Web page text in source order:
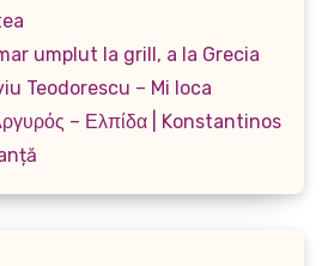
umplut la grill, a la Grecia
Teodorescu – Mi loca
– Ελπίδα | Konstantinos